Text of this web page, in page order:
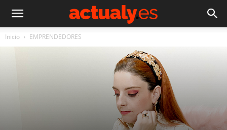
Inicio EMPRENDEDORES